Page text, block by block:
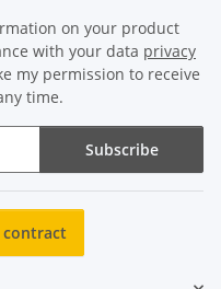
on your product
with your data privacy
my permission to receive
time.
Subscribe